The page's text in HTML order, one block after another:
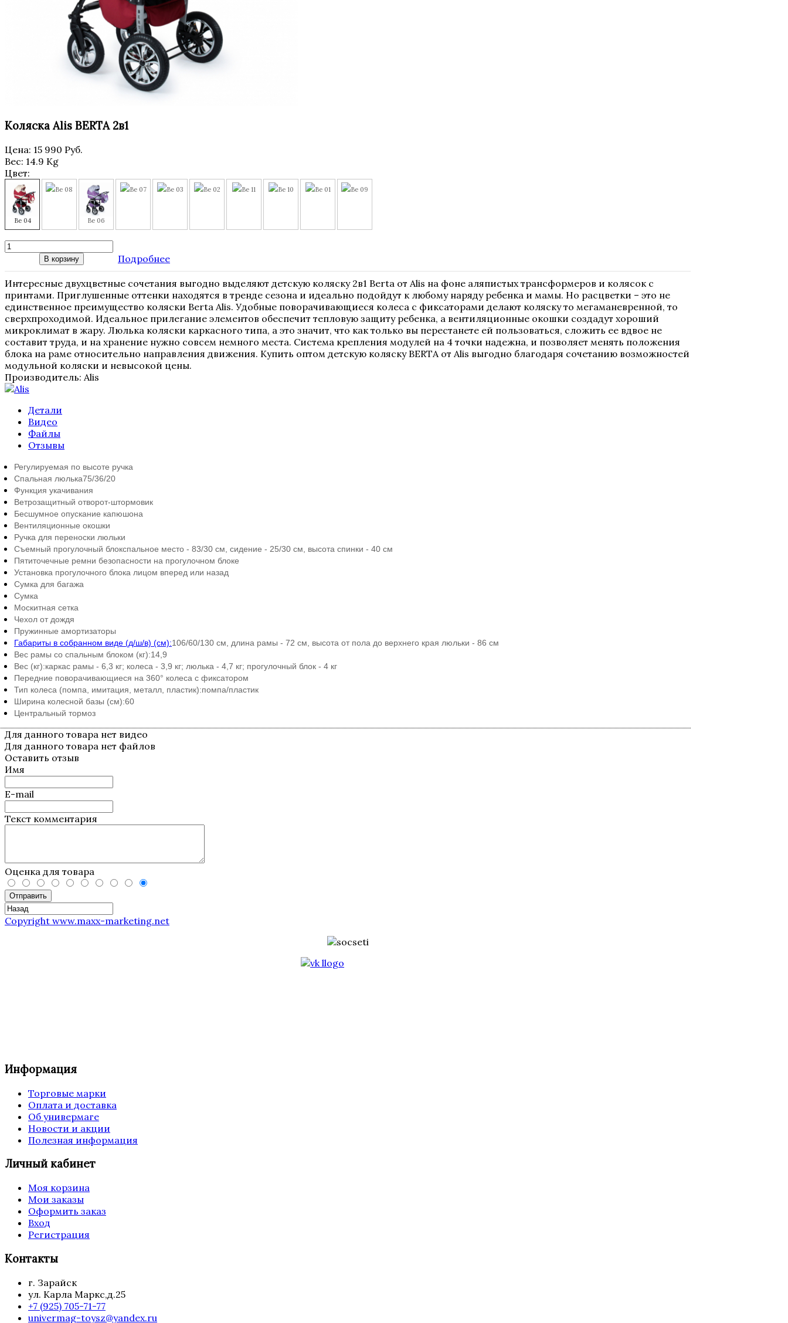
Коляска Alis BERTA 2в1
Цена: 15 990 Руб.
Вес: 14.9 Kg
Цвет:
Be 04
Be 08
Be 06
Be 07 Be 03 Be 02 Be 11 Be 10 Be 01 Be 09
В корзину Подробнее
Интересные двухцветные сочетания выгодно выделяют детскую коляску 2в1 Berta от Alis на фоне аляпистых трансформеров и колясок с
принтами. Приглушенные оттенки находятся в тренде сезона и идеально подойдут к любому наряду ребенка и мамы. Но расцветки – это не
единственное преимущество коляски Berta Alis. Удобные поворачивающиеся колеса с фиксаторами делают коляску то мегаманевренной, то
сверхпроходимой. Идеальное прилегание элементов обеспечит тепловую защиту ребенка, а вентиляционные окошки создадут хороший
микроклимат в жару. Люлька коляски каркасного типа, а это значит, что как только вы перестанете ей пользоваться, сложить ее вдвое не
составит труда, и на хранение нужно совсем немного места. Система крепления модулей на 4 точки надежна, и позволяет менять положения
блока на раме относительно направления движения. Купить оптом детскую коляску BERTA от Alis выгодно благодаря сочетанию возможностей
модульной коляски и невысокой цены.
Производитель: Alis
Детали
Видео
Файлы
Отзывы
Регулируемая по высоте ручка
Спальная люлька75/36/20
Функция укачивания
Ветрозащитный отворот-штормовик
Бесшумное опускание капюшона
Вентиляционные окошки
Ручка для переноски люльки
Съемный прогулочный блокспальное место - 83/30 см, сидение - 25/30 см, высота спинки - 40 см
Пятиточечные ремни безопасности на прогулочном блоке
Установка прогулочного блока лицом вперед или назад
Сумка для багажа
Сумка
Москитная сетка
Чехол от дождя
Пружинные амортизаторы
Габариты в собранном виде (д/ш/в) (см):106/60/130 см, длина рамы - 72 см, высота от пола до верхнего края люльки - 86 см
Вес рамы со спальным блоком (кг):14,9
Вес (кг):каркас рамы - 6,3 кг; колеса - 3,9 кг; люлька - 4,7 кг; прогулочный блок - 4 кг
Передние поворачивающиеся на 360° колеса с фиксатором
Тип колеса (помпа, имитация, металл, пластик):помпа/пластик
Ширина колесной базы (см):60
Центральный тормоз
Для данного товара нет видео
Для данного товара нет файлов
Оставить отзыв
Имя
E-mail
Текст комментария
Оценка для товара
Отправить
Copyright www.maxx-marketing.net
Информация
Торговые марки
Оплата и доставка
Об универмаге
Новости и акции
Полезная информация
Личный кабинет
Моя корзина
Мои заказы
Оформить заказ
Вход
Регистрация
Контакты
г. Зарайск
ул. Карла Маркс,д.25
+7 (925) 705-71-77
univermag-toysz@yandex.ru